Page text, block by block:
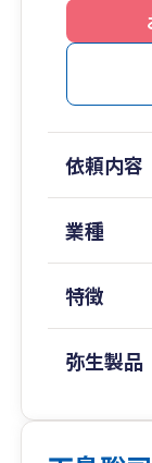
依頼内容
業種
特徴
弥生製品